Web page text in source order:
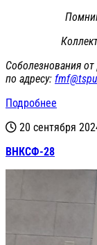
Соболезнования
по адресу:
Подробнее
20 сентября
ВНКСФ-28